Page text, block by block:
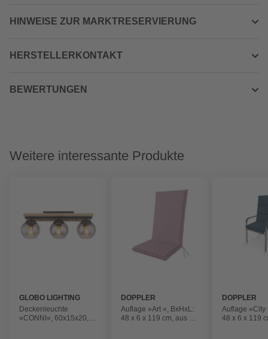
HINWEISE ZUR MARKTRESERVIERUNG
HERSTELLERKONTAKT
BEWERTUNGEN
Weitere interessante Produkte
GLOBO LIGHTING
Deckenleuchte
»CONNI«, 60x15x20,5
DOPPLER
Auflage »Art «, BxHxL:
48 x 6 x 119 cm, aus 60
DOPPLER
Auflage »City
48 x 6 x 119